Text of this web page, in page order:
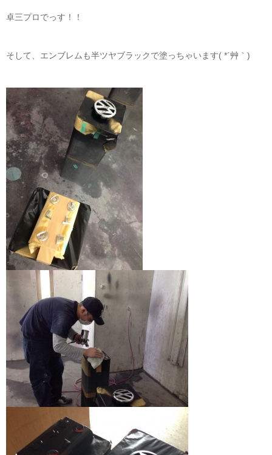
卓三プロでっす！！
そして、エンブレムも半ツヤブラックで塗っちゃいます( *´艸｀)